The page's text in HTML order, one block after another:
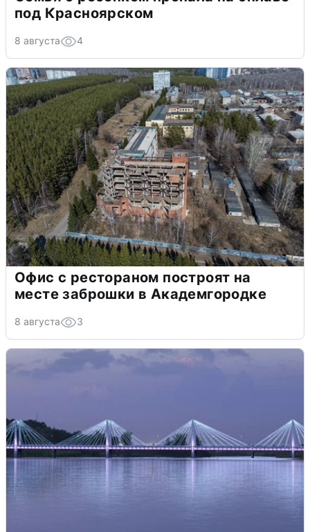
под Красноярском
8 августа 4
Офис с рестораном построят на
месте заброшки в Академгородке
8 августа 3